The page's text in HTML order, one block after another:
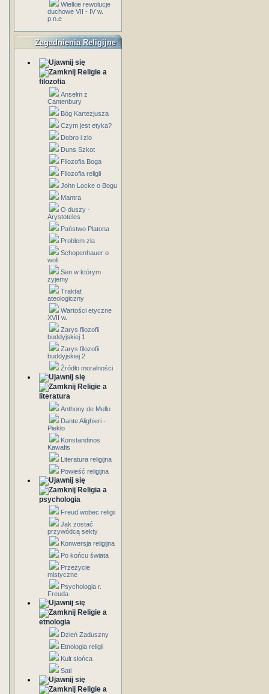
Wielkie rewolucje
duchowe VII - IV w.
p.n.e
Zagadnienia Religijne
Religie a
filozofia
Anselm z
Cantenbury
Bóg Kartezjusza
Czym jest etyka?
Dobro i zlo
Duns Szkot
Filozofia Boga
Filozofia religii
John Locke o Bogu
Mantra
O duszy -
Arystoteles
Państwo Platona
Problem zła
Schopenhauer o
woli
Sen w którym
żyjemy
Traktat
ateologiczny
Wartości etyczne
XVII w.
Zarys filozofii
buddyjskiej 1
Zarys filozofii
buddyjskiej 2
Źródło moralności
Religie a
literatura
Anthony de Mello
Dante Alighieri -
Piekło
Konstandinos
Kawafis
Literatura religijna
Powieść religijna
Religia a
psychologia
Freud wobec religii
Jak zostać
przywódcą sekty
Konwersja religijna
Po końcu świata
Przeżycie
mistyczne
Psychologia r.
Freuda
Religie a
etnologia
Dzień Zaduszny
Etnologia religii
Kult słońca
Sati
Religie a